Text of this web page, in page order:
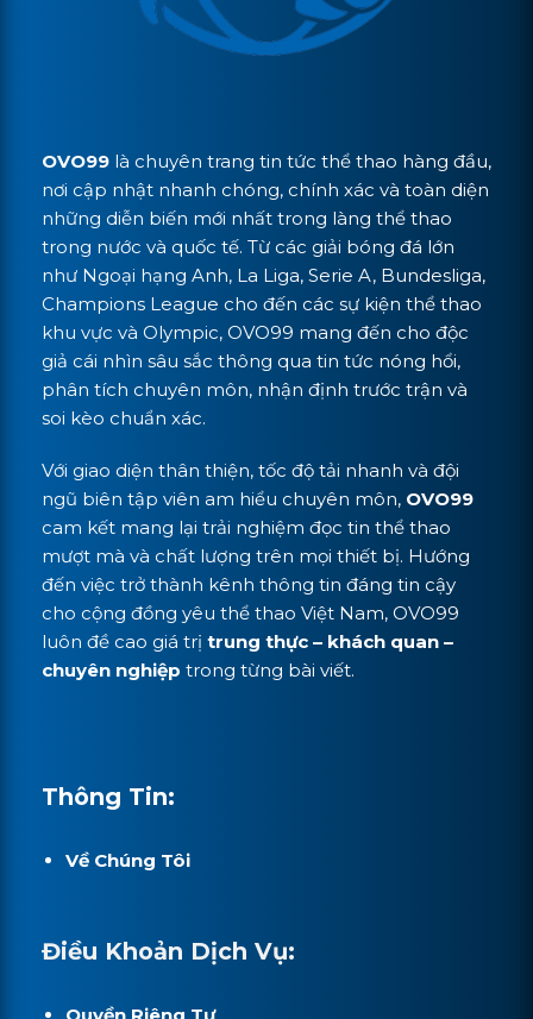
OVO99 là chuyên trang tin tức thể thao hàng đầu,
nơi cập nhật nhanh chóng, chính xác và toàn diện
những diễn biến mới nhất trong làng thể thao
trong nước và quốc tế. Từ các giải bóng đá lớn
như Ngoại hạng Anh, La Liga, Serie A, Bundesliga,
Champions League cho đến các sự kiện thể thao
khu vực và Olympic, OVO99 mang đến cho độc
giả cái nhìn sâu sắc thông qua tin tức nóng hổi,
phân tích chuyên môn, nhận định trước trận và
soi kèo chuẩn xác.
Với giao diện thân thiện, tốc độ tải nhanh và đội
ngũ biên tập viên am hiểu chuyên môn, OVO99
cam kết mang lại trải nghiệm đọc tin thể thao
mượt mà và chất lượng trên mọi thiết bị. Hướng
đến việc trở thành kênh thông tin đáng tin cậy
cho cộng đồng yêu thể thao Việt Nam, OVO99
luôn đề cao giá trị trung thực – khách quan –
chuyên nghiệp trong từng bài viết.
Thông Tin:
Về Chúng Tôi
Điều Khoản Dịch Vụ:
Quyền Riêng Tư